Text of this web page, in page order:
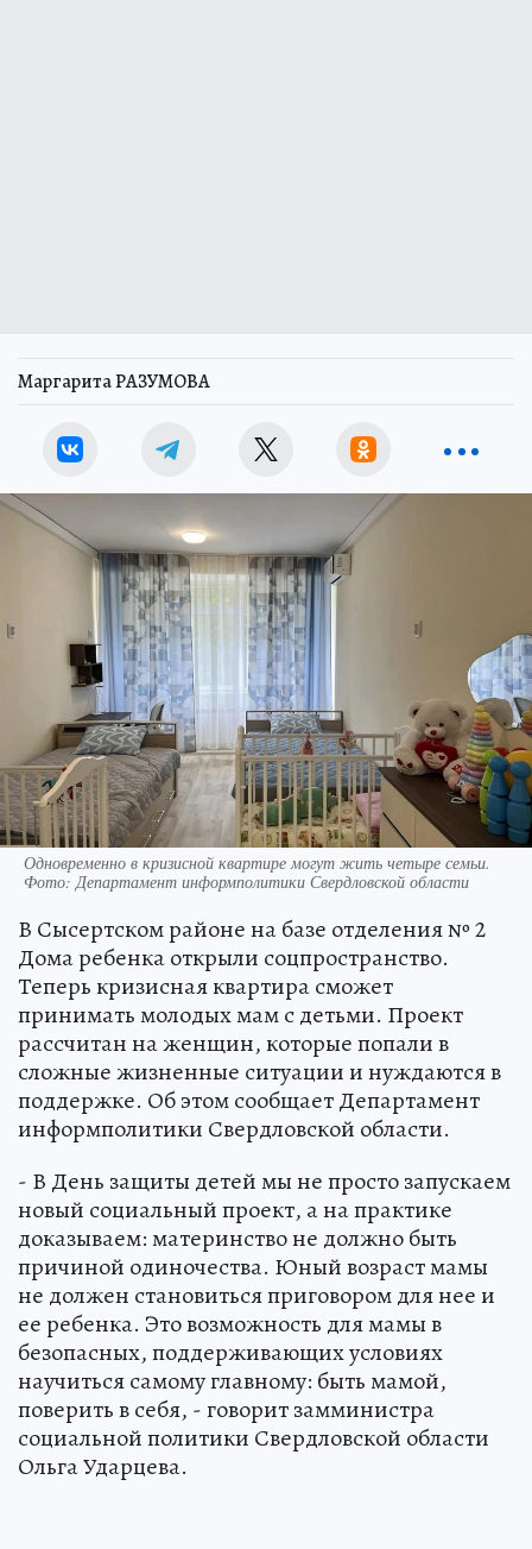
Маргарита РАЗУМОВА
Одновременно в кризисной квартире могут жить четыре семьи.
Фото: Департамент информполитики Свердловской области
В Сысертском районе на базе отделения № 2
Дома ребенка открыли соцпространство.
Теперь кризисная квартира сможет
принимать молодых мам с детьми. Проект
рассчитан на женщин, которые попали в
сложные жизненные ситуации и нуждаются в
поддержке. Об этом сообщает Департамент
информполитики Свердловской области.
- В День защиты детей мы не просто запускаем
новый социальный проект, а на практике
доказываем: материнство не должно быть
причиной одиночества. Юный возраст мамы
не должен становиться приговором для нее и
ее ребенка. Это возможность для мамы в
безопасных, поддерживающих условиях
научиться самому главному: быть мамой,
поверить в себя, - говорит замминистра
социальной политики Свердловской области
Ольга Ударцева.